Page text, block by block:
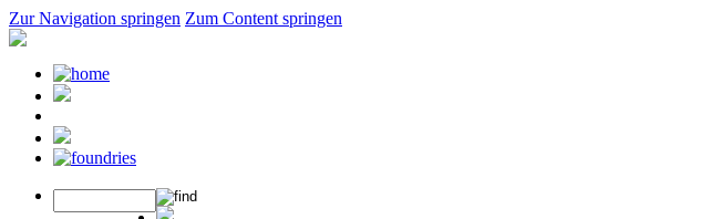
Zur Navigation springen Zum Content springen